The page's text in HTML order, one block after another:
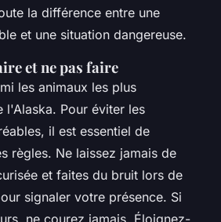
la différence entre une
et une situation dangereuse.
et ne pas faire
les animaux les plus
l'Alaska. Pour éviter les
il est essentiel de
règles. Ne laissez jamais de
et faites du bruit lors de
signaler votre présence. Si
ne courez jamais. Éloignez-